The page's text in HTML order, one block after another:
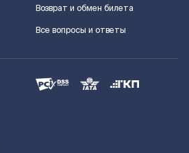
Возврат и обмен билета
Все вопросы и ответы